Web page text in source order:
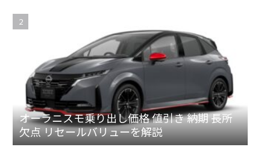
オーラニスモ乗り出し価格 値引き 納期 長所
欠点 リセールバリューを解説